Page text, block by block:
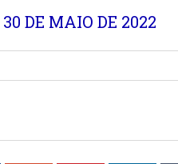
DE MAIO DE 2022